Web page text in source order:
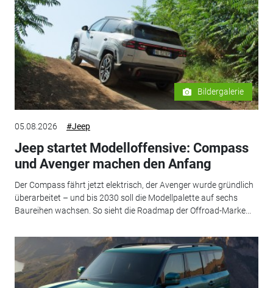
Bildergalerie
05.08.2026 #Jeep
Jeep startet Modelloffensive: Compass
und Avenger machen den Anfang
Der Compass fährt jetzt elektrisch, der Avenger wurde gründlich
überarbeitet – und bis 2030 soll die Modellpalette auf sechs
Baureihen wachsen. So sieht die Roadmap der Offroad-Marke...